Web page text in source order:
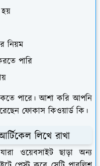
নিয়ম
পারি
পারে। আশা করি আপনি
ফোকাস কিওয়ার্ড কি।
লিখে রাখা
ওয়েবসাইট ছাড়া অন্য